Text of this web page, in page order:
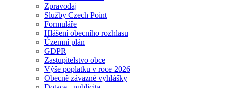
Zpravodaj
Služby Czech Point
Formuláře
Hlášení obecního rozhlasu
Územní plán
GDPR
Zastupitelstvo obce
Výše poplatku v roce 2026
Obecně závazné vyhlášky